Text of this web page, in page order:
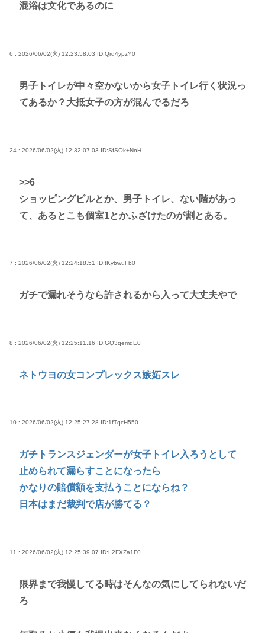
混浴は文化であるのに
6 : 2026/06/02(火) 12:23:58.03 ID:Qrq4ypzY0
男子トイレが中々空かないから女子トイレ行く状況っ
てあるか？大抵女子の方が混んでるだろ
24 : 2026/06/02(火) 12:32:07.03 ID:SfSOk+NnH
>>6
ショッピングビルとか、男子トイレ、ない階があっ
て、あるとこも個室1とかふざけたのが割とある。
7 : 2026/06/02(火) 12:24:18.51 ID:tKybwuFb0
ガチで漏れそうなら許されるから入って大丈夫やで
8 : 2026/06/02(火) 12:25:11.16 ID:GQ3qemqE0
ネトウヨの女コンプレックス嫉妬スレ
10 : 2026/06/02(火) 12:25:27.28 ID:1fTqcH550
ガチトランスジェンダーが女子トイレ入ろうとして
止められて漏らすことになったら
かなりの賠償額を支払うことにならね？
日本はまだ裁判で店が勝てる？
11 : 2026/06/02(火) 12:25:39.07 ID:L2FXZa1F0
限界まで我慢してる時はそんなの気にしてられないだ
ろ